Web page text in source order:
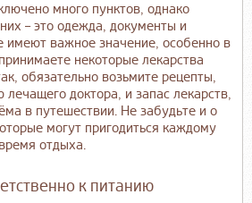
много пунктов, однако
– это одежда, документы и
имеют важное значение, особенно в
некоторые лекарства
обязательно возьмите рецепты,
доктора, и запас лекарств,
в путешествии. Не забудьте и о
могут пригодиться каждому
отдыха.
к питанию